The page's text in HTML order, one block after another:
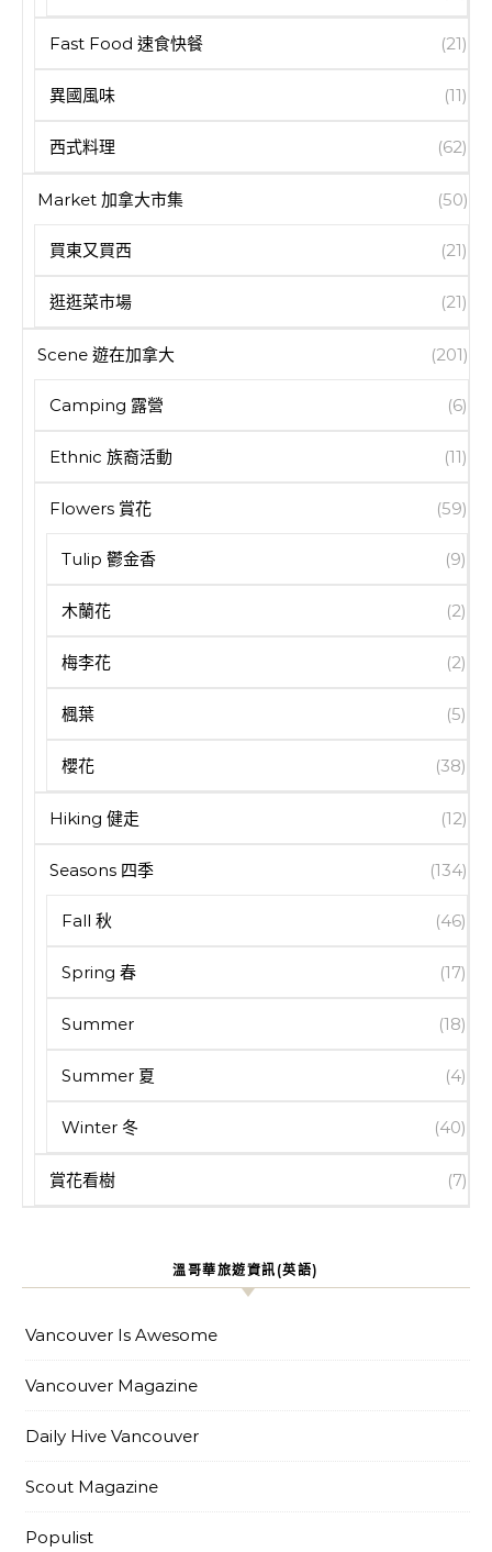
Fast Food 速食快餐 (21)
異國風味 (11)
西式料理 (62)
Market 加拿大市集 (50)
買東又買西 (21)
逛逛菜市場 (21)
Scene 遊在加拿大 (201)
Camping 露營 (6)
Ethnic 族裔活動 (11)
Flowers 賞花 (59)
Tulip 鬱金香 (9)
木蘭花 (2)
梅李花 (2)
楓葉 (5)
櫻花 (38)
Hiking 健走 (12)
Seasons 四季 (134)
Fall 秋 (46)
Spring 春 (17)
Summer (18)
Summer 夏 (4)
Winter 冬 (40)
賞花看樹 (7)
溫哥華旅遊資訊(英語)
Vancouver Is Awesome
Vancouver Magazine
Daily Hive Vancouver
Scout Magazine
Populist